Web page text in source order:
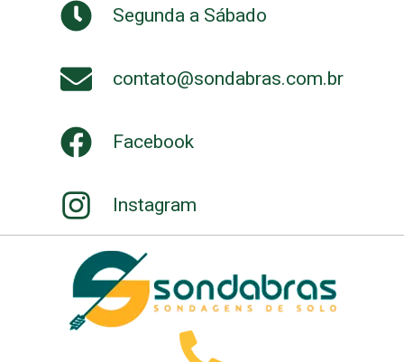
Segunda a Sábado
contato@sondabras.com.br
Facebook
Instagram